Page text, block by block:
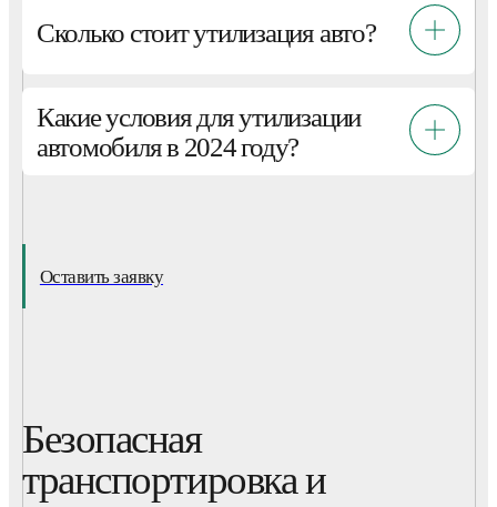
Сколько стоит утилизация авто?
Какие условия для утилизации
автомобиля в 2024 году?
Оставить заявку
Безопасная
транспортировка и